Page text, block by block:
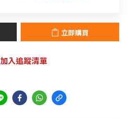
立即購買
加入追蹤清單